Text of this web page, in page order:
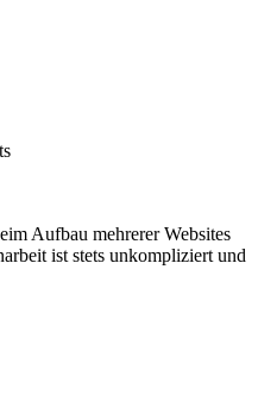
Aufbau mehrerer Websites
ist stets unkompliziert und